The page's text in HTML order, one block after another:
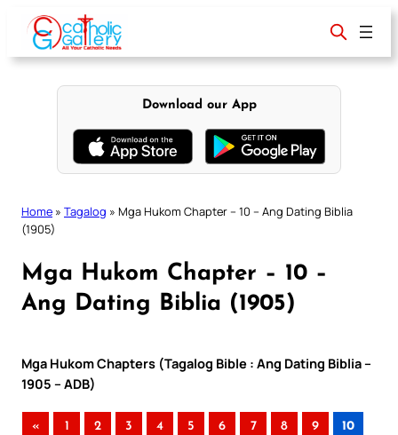
content
Download our App
Home » Tagalog » Mga Hukom Chapter – 10 – Ang Dating Biblia
(1905)
Mga Hukom Chapter – 10 –
Ang Dating Biblia (1905)
Mga Hukom Chapters (Tagalog Bible : Ang Dating Biblia –
1905 – ADB)
« 1 2 3 4 5 6 7 8 9 10